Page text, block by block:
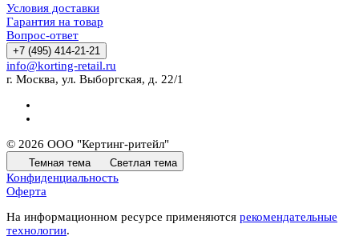
Условия доставки
Гарантия на товар
Вопрос-ответ
+7 (495) 414-21-21
info@korting-retail.ru
г. Москва, ул. Выборгская, д. 22/1
© 2026 ООО "Кертинг-ритейл"
Темная тема Светлая тема
Конфиденциальность
Оферта
На информационном ресурсе применяются рекомендательные
технологии.